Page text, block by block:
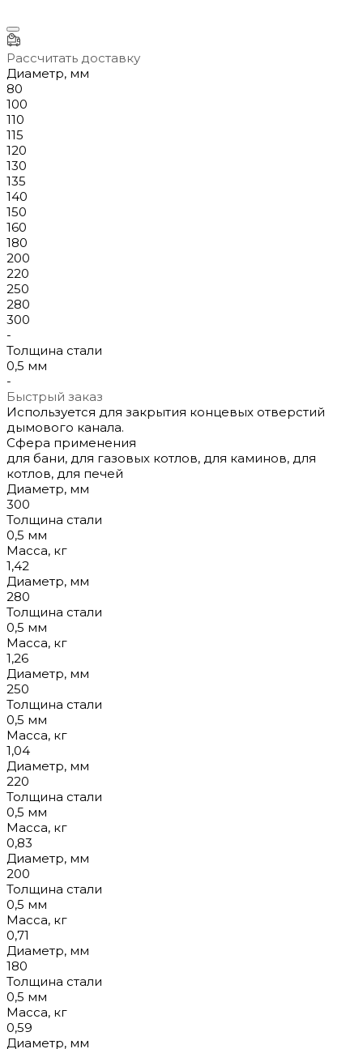
Рассчитать доставку
Диаметр, мм
80
100
110
115
120
130
135
140
150
160
180
200
220
250
280
300
-
Толщина стали
0,5 мм
-
Быстрый заказ
Используется для закрытия концевых отверстий
дымового канала.
Сфера применения
для бани, для газовых котлов, для каминов, для
котлов, для печей
Диаметр, мм
300
Толщина стали
0,5 мм
Масса, кг
1,42
Диаметр, мм
280
Толщина стали
0,5 мм
Масса, кг
1,26
Диаметр, мм
250
Толщина стали
0,5 мм
Масса, кг
1,04
Диаметр, мм
220
Толщина стали
0,5 мм
Масса, кг
0,83
Диаметр, мм
200
Толщина стали
0,5 мм
Масса, кг
0,71
Диаметр, мм
180
Толщина стали
0,5 мм
Масса, кг
0,59
Диаметр, мм